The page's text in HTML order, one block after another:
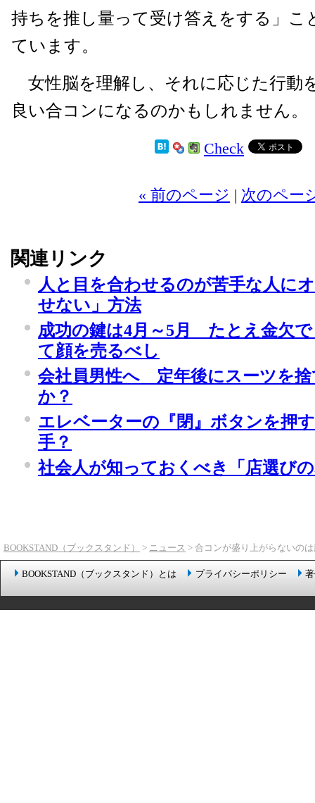
持ちを推し量って受け答えをする」こ
ています。
女性脳を理解し、それに応じた行動
良い合コンになるのかもしれません。
Check
« 前のページ | 次のペー
関連リンク
人と目を合わせるのが苦手な人に
せない」方法
成功の鍵は4月～5月 たとえ金欠
て顔を売るべし
会社員男性へ 定年後にスーツを
か？
エレベーターの『閉』ボタンを押
手？
社会人が知っておくべき「店選び
BOOKSTAND（ブックスタンド） > ニュース > 合コンが盛り上がらないの
BOOKSTAND（ブックスタンド）とは プライバシーポリシー